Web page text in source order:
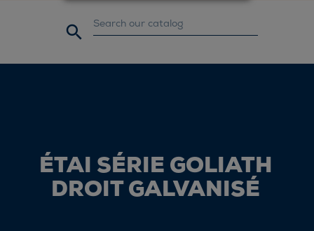

ÉTAI SÉRIE GOLIATH
DROIT GALVANISÉ